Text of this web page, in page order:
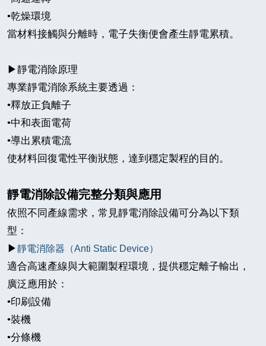
•乾燥環境
當材料接觸與分離時，電子失衡便會產生靜電累積。
▶靜電消除原理
專業靜電消除系統主要透過：
•釋放正負離子
•中和表面電荷
•導出累積電流
使材料回復電性平衡狀態，達到穩定製程的目的。
靜電消除設備完整分類與應用
依照不同產線需求，常見靜電消除設備可分為以下類
型：
▶靜電消除器（Anti Static Device）
適合高速產線與大範圍製程環境，提供穩定離子輸出，
廣泛應用於：
•印刷設備
•裝機
•分條機